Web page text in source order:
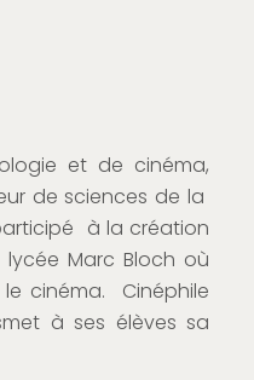
et de cinéma,
de sciences de la
à la création
Marc Bloch où
le cinéma. Cinéphile
à ses élèves sa